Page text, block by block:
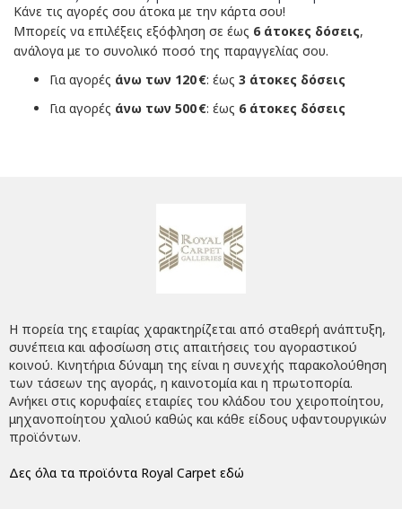
Κάνε τις αγορές σου άτοκα με την κάρτα σου!
Μπορείς να επιλέξεις εξόφληση σε έως 6 άτοκες δόσεις,
ανάλογα με το συνολικό ποσό της παραγγελίας σου.
Για αγορές άνω των 120 €: έως 3 άτοκες δόσεις
Για αγορές άνω των 500 €: έως 6 άτοκες δόσεις
Η πορεία της εταιρίας χαρακτηρίζεται από σταθερή ανάπτυξη,
συνέπεια και αφοσίωση στις απαιτήσεις του αγοραστικού
κοινού. Κινητήρια δύναμη της είναι η συνεχής παρακολούθηση
των τάσεων της αγοράς, η καινοτομία και η πρωτοπορία.
Ανήκει στις κορυφαίες εταιρίες του κλάδου του χειροποίητου,
μηχανοποίητου χαλιού καθώς και κάθε είδους υφαντουργικών
προϊόντων.
Δες όλα τα προϊόντα Royal Carpet εδώ